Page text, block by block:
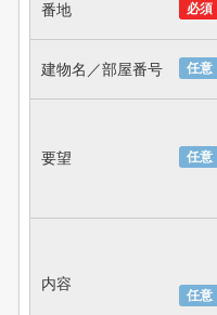
必須
番地
任意
建物名／部屋番号
任意
要望
任意
内容